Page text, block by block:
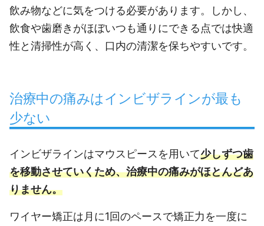
飲み物などに気をつける必要があります。しかし、
飲食や歯磨きがほぼいつも通りにできる点では快適
性と清掃性が高く、口内の清潔を保ちやすいです。
治療中の痛みはインビザラインが最も
少ない
インビザラインはマウスピースを用いて少しずつ歯
を移動させていくため、治療中の痛みがほとんどあ
りません。
ワイヤー矯正は月に1回のペースで矯正力を一度に